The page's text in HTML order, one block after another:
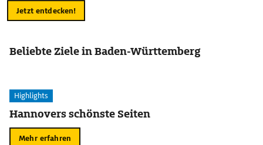
Jetzt entdecken!
Beliebte Ziele in Baden-Württemberg
Highlights
Hannovers schönste Seiten
Mehr erfahren